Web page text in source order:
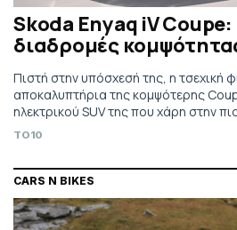
Skoda Enyaq iV
διαδρομές
Πιστή στην υπόσχεσή της, η τσεχική
αποκαλυπτήρια της κομψότερης
ηλεκτρικού SUV της που χάρη στην
υπόστασή της επωφελείται (και) από
TO10
CARS N BIKES